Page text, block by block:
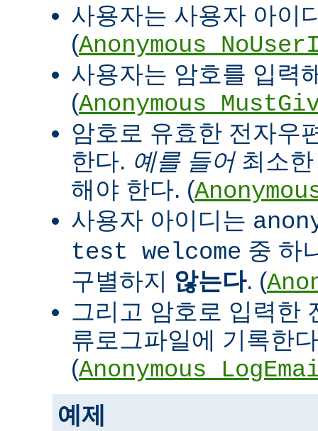
사용자는 사용자 아이
(
사용자는 암호를 입력
(
암호로 유효한 전자우
한다. 예를 들어최소한
해야 한다. (
사용자 아이디는
test welcome 중 하
구별하지 않는다. (
그리고 암호로 입력한
류로그파일에 기록한
(
예제